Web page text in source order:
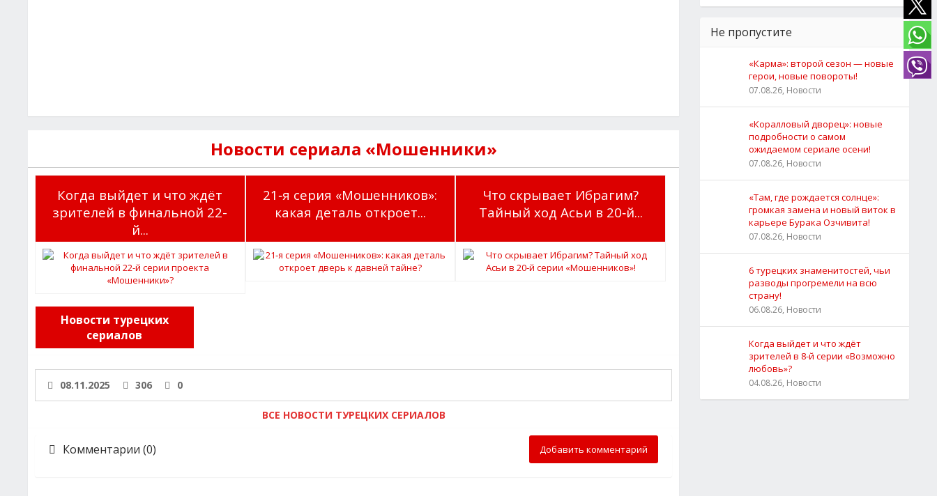
Новости сериала «Мошенники»
Когда выйдет и что ждёт
зрителей в финальной 22-
й...
21‑я серия «Мошенников»:
какая деталь откроет...
Что скрывает Ибрагим?
Тайный ход Асьи в 20‑й...
Новости турецких
сериалов
08.11.2025 306 0
ВСЕ НОВОСТИ ТУРЕЦКИХ СЕРИАЛОВ
Комментарии (0) Добавить комментарий
Не пропустите
«Карма»: второй сезон — новые
герои, новые повороты!
07.08.26, Новости
«Коралловый дворец»: новые
подробности о самом
ожидаемом сериале осени!
07.08.26, Новости
«Там, где рождается солнце»:
громкая замена и новый виток в
карьере Бурака Озчивита!
07.08.26, Новости
6 турецких знаменитостей, чьи
разводы прогремели на всю
страну!
06.08.26, Новости
Когда выйдет и что ждёт
зрителей в 8-й серии «Возможно
любовь»?
04.08.26, Новости